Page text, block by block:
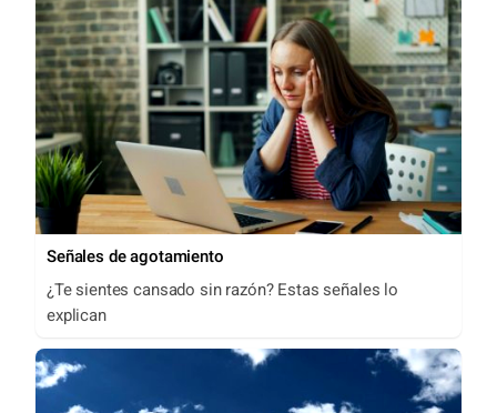
Señales de agotamiento
¿Te sientes cansado sin razón? Estas señales lo
explican